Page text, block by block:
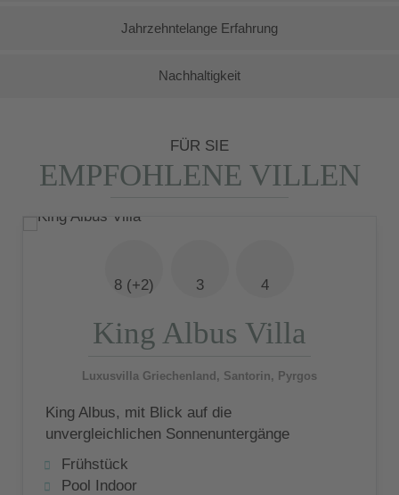
Jahrzehntelange Erfahrung
Nachhaltigkeit
FÜR SIE
EMPFOHLENE VILLEN
8 (+2) 3 4
King Albus Villa
Luxusvilla Griechenland, Santorin, Pyrgos
King Albus, mit Blick auf die
unvergleichlichen Sonnenuntergänge
Santorinis für einen unvergesslichen Urlaub
für bis zu 8 Personen in 4 Schlafzimmern
Frühstück
Pool Indoor